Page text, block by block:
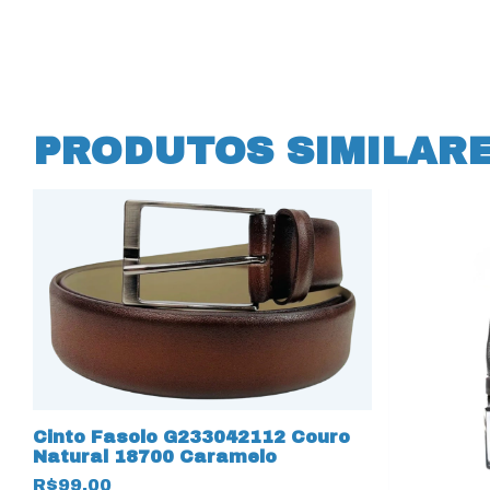
PRODUTOS
Cinto Fasolo G233042112 Couro
Natural 18700 Caramelo
R$99,00